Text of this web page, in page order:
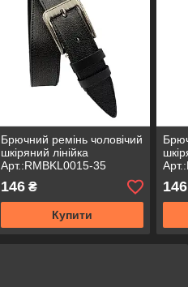
Брючний ремінь чоловічий
шкіряний лінійка
Арт.:RMBKL0015-35
146₴
Купити
146